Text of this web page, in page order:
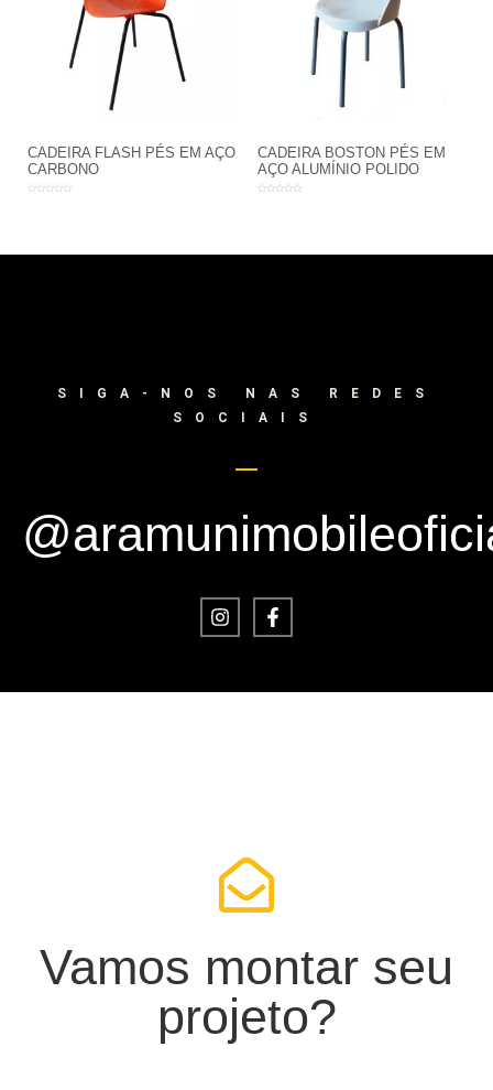
CADEIRA FLASH PÉS EM AÇO
CARBONO
CADEIRA BOSTON PÉS EM
AÇO ALUMÍNIO POLIDO
SIGA-NOS NAS REDES
SOCIAIS
Vamos montar seu
projeto?